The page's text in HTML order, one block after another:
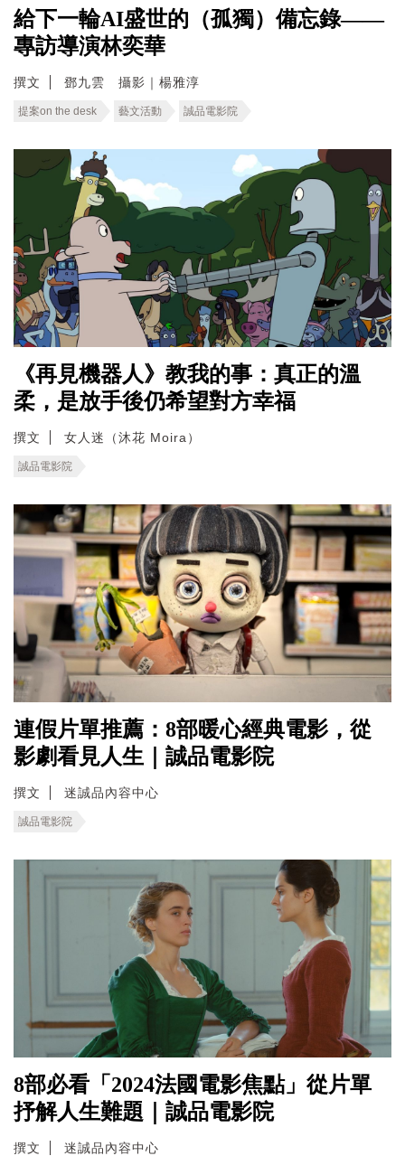
給下一輪AI盛世的（孤獨）備忘錄——
專訪導演林奕華
撰文 鄧九雲 攝影｜楊雅淳
提案on the desk 藝文活動 誠品電影院
《再見機器人》教我的事：真正的溫
柔，是放手後仍希望對方幸福
撰文 女人迷（沐花 Moira）
誠品電影院
連假片單推薦：8部暖心經典電影，從
影劇看見人生｜誠品電影院
撰文 迷誠品內容中心
誠品電影院
8部必看「2024法國電影焦點」從片單
抒解人生難題｜誠品電影院
撰文 迷誠品內容中心